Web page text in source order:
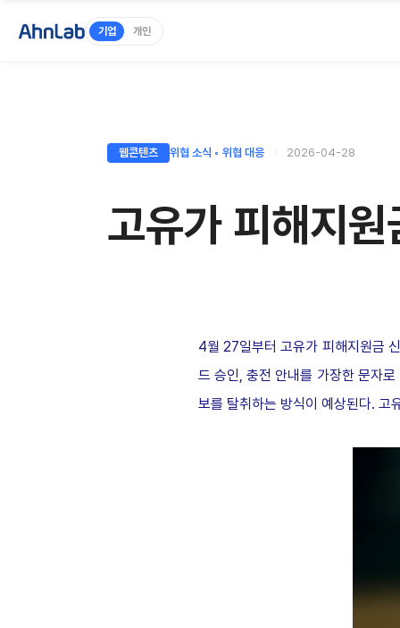
기업 개인
웹콘텐츠 위협 소식 ◦ 위협 대응 2026-04-28
고유가 피해지
4월 27일부터 고유가 피해지원금
드 승인, 충전 안내를 가장한 문자
보를 탈취하는 방식이 예상된다. 고